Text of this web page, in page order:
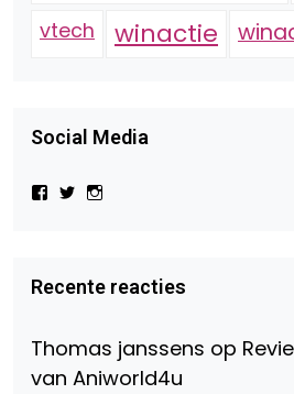
vtech winactie
Social Media
Bekijk
Beauty-
147775071915783/?
Facebook
Bekijk
op
Twitter
op
Instagram
Recente reacties
Thomas janssens op
van Aniworld4u